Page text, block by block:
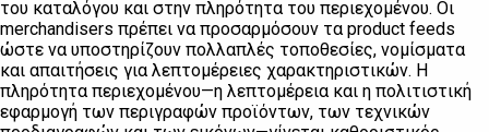
του καταλόγου και στην πληρότητα του περιεχομένου. Οι
merchandisers πρέπει να προσαρμόσουν τα product feeds
ώστε να υποστηρίζουν πολλαπλές τοποθεσίες, νομίσματα
και απαιτήσεις για λεπτομέρειες χαρακτηριστικών. Η
πληρότητα περιεχομένου—η λεπτομέρεια και η πολιτιστική
εφαρμογή των περιγραφών προϊόντων, των τεχνικών